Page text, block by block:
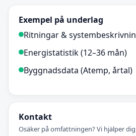
Exempel på underlag
Ritningar &
Energistatistik (12–36 mån)
Byggnadsdata (Atemp, årtal)
Kontakt
Osäker på omfattningen? Vi hjälper